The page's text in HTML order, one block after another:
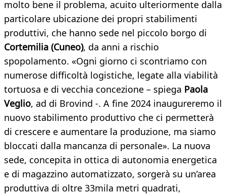
molto bene il problema, acuito ulteriormente dalla
particolare ubicazione dei propri stabilimenti
produttivi, che hanno sede nel piccolo borgo di
Cortemilia (Cuneo), da anni a rischio
spopolamento. «Ogni giorno ci scontriamo con
numerose difficoltà logistiche, legate alla viabilità
tortuosa e di vecchia concezione – spiega Paola
Veglio, ad di Brovind -. A fine 2024 inaugureremo il
nuovo stabilimento produttivo che ci permetterà
di crescere e aumentare la produzione, ma siamo
bloccati dalla mancanza di personale». La nuova
sede, concepita in ottica di autonomia energetica
e di magazzino automatizzato, sorgerà su un’area
produttiva di oltre 33mila metri quadrati,